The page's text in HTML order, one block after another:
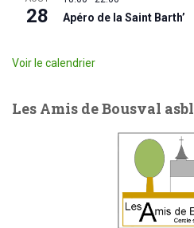
28 Apéro de la Saint Barth’
Voir le calendrier
Les Amis de Bousval asbl